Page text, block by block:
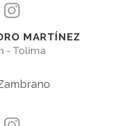
MARTÍNEZ
- Tolima